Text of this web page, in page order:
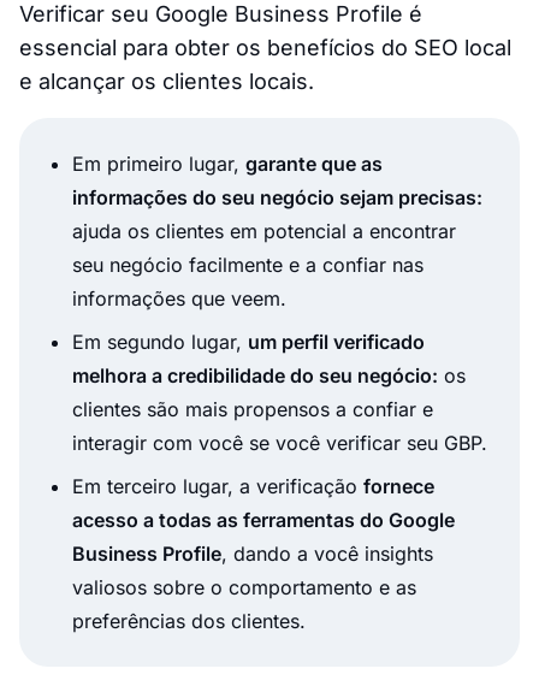
Verificar seu Google Business Profile é
essencial para obter os benefícios do SEO local
e alcançar os clientes locais.
Em primeiro lugar, garante que as
informações do seu negócio sejam precisas:
ajuda os clientes em potencial a encontrar
seu negócio facilmente e a confiar nas
informações que veem.
Em segundo lugar, um perfil verificado
melhora a credibilidade do seu negócio: os
clientes são mais propensos a confiar e
interagir com você se você verificar seu GBP.
Em terceiro lugar, a verificação fornece
acesso a todas as ferramentas do Google
Business Profile, dando a você insights
valiosos sobre o comportamento e as
preferências dos clientes.